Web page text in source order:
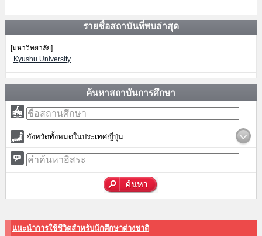
รายชื่อสถาบันที่พบล่าสุด
[มหาวิทยาลัย]
Kyushu University
ค้นหาสถาบันการศึกษา
จังหวัดทั้งหมดในประเทศญี่ปุ่น
แนะนำการใช้ชีวิตสำหรับนักศึกษาต่างชาติ